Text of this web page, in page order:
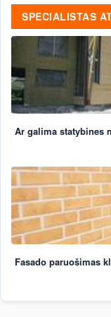
SPECIALISTAS
Ar galima statybines
Fasado paruošimas